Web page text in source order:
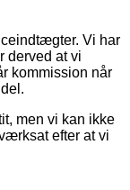
Vi har
derved at vi
kommission når
men vi kan ikke
efter at vi